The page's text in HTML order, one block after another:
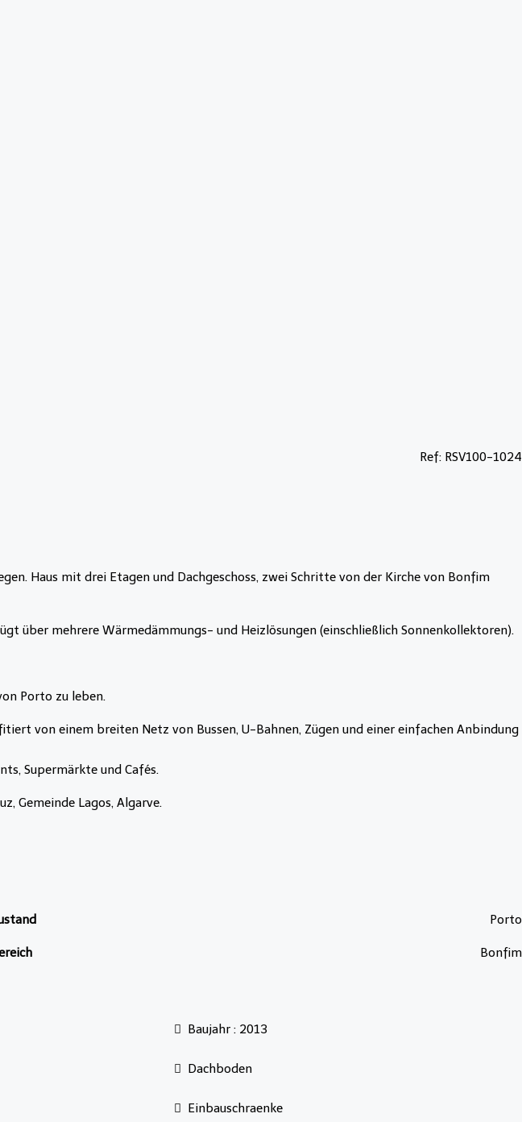
Ref: RSV100-1024
Haus mit drei Etagen und Dachgeschoss, zwei Schritte von der Kirche von Bonfim
über mehrere Wärmedämmungs- und Heizlösungen (einschließlich Sonnenkollektoren).
Porto zu leben.
von einem breiten Netz von Bussen, U-Bahnen, Zügen und einer einfachen Anbindung
Supermärkte und Cafés.
Gemeinde Lagos, Algarve.
Porto
Bonfim
Baujahr : 2013
Dachboden
Einbauschraenke